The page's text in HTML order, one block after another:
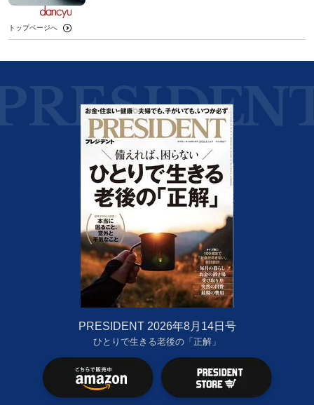
トップページへ
PRESIDENT 2026年8月14日号
ひとりで生きる老後の「正解」